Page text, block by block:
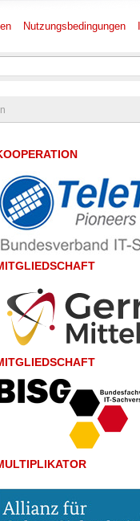
Nutzungsbedingungen